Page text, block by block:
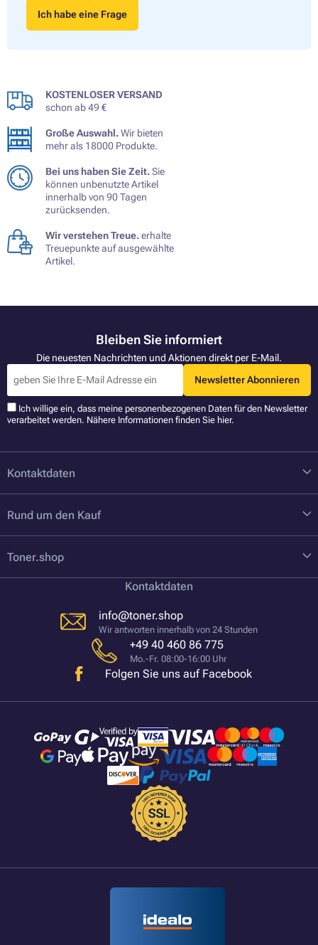
Ich habe eine Frage
KOSTENLOSER VERSAND
schon ab 49 €
Große Auswahl.Wir bieten
mehr als 18000 Produkte.
Bei uns haben Sie Zeit.Sie
können unbenutzte Artikel
innerhalb von 90 Tagen
zurücksenden.
Wir verstehen Treue.erhalte
Treuepunkte auf ausgewählte
Artikel.
Bleiben Sie informiert
Die neuesten Nachrichten und Aktionen direkt per E-Mail.
Newsletter Abonnieren
Ich willige ein, dass meine personenbezogenen Daten für den Newsletter
verarbeitet werden. Nähere Informationen finden Sie hier.
Kontaktdaten
Rund um den Kauf
Toner.shop
Kontaktdaten
info@toner.shop
Wir antworten innerhalb von 24 Stunden
+49 40 460 86 775
Mo.-Fr. 08:00-16:00 Uhr
Folgen Sie uns auf Facebook